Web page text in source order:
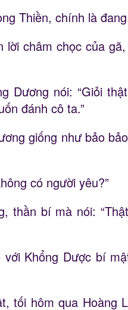
Thiền, chính là
châm chọc của
Dương nói: “Giỏi
đánh cô ta.”
giống như bảo
có người yêu?”
thần bí mà nói:
Khổng Dược bí
tối hôm qua Hoàng